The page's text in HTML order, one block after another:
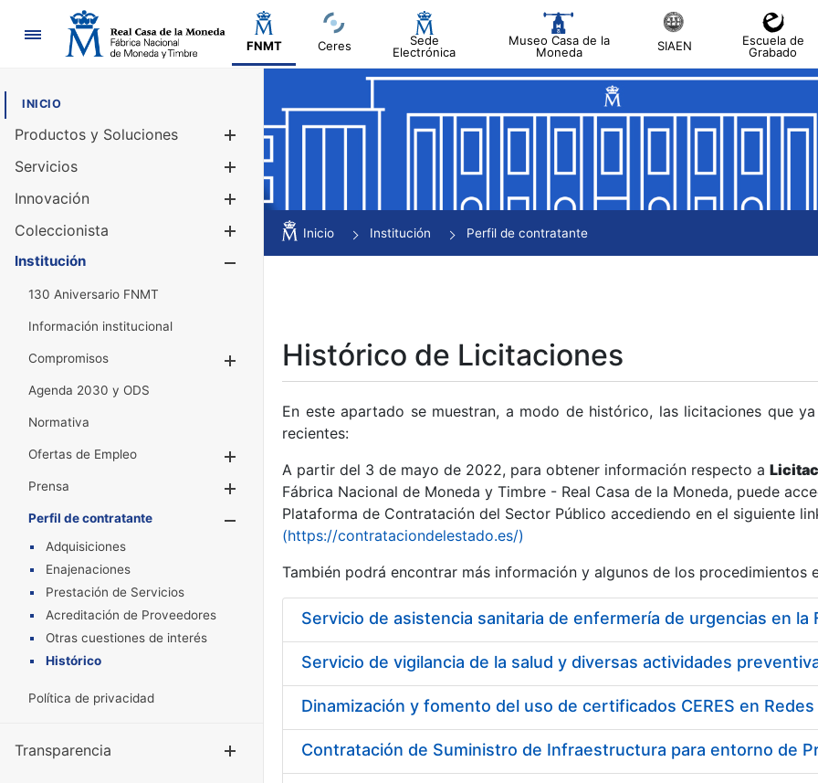
Navegación
FNMT Ceres
Sede
Electrónica
Museo Casa de la
Moneda
SIAEN
Escuela de
Grabado
INICIO
Productos y Soluciones
Mostrar/Ocultar
Servicios
Innovación
Coleccionista
Mostrar/Ocultar
Institución
130 Aniversario FNMT
Información institucional
Compromisos
Mostrar/Ocultar
Agenda 2030 y ODS
Normativa
Ofertas de Empleo
Prensa
Mostrar/Ocultar
Perfil de contratante
Mostrar/Ocultar
Adquisiciones
Enajenaciones
Prestación de Servicios
Acreditación de Proveedores
Otras cuestiones de interés
Histórico
Política de privacidad
Transparencia Mostrar/Ocultar
Inicio Institución Perfil de contratante
Histórico de Licitaciones
En este apartado se muestran, a modo de histórico, las licitaciones que
recientes:
A partir del 3 de mayo de 2022, para obtener información respecto a
Fábrica Nacional de Moneda y Timbre - Real Casa de la Moneda, puede
Plataforma de Contratación del Sector Público accediendo en el siguiente
(https://contrataciondelestado.es/)
También podrá encontrar más información y algunos de los procedimientos
Dinamización y fomento del uso de certificados CERES en Redes
Contratación de Suministro de Infraestructura para entorno de